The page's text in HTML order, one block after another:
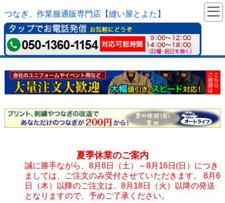
つなぎ、作業服通販専門店【縫い屋とよた】
夏季休業のご案内
誠に勝手ながら、8月8日（土）～8月16日(日）につき
ましては、ご注文のみ受付させていただきます。 8月6
日（木）以降のご注文は、8月18日（火）以降の発送
となりますので、予めご了承ください。